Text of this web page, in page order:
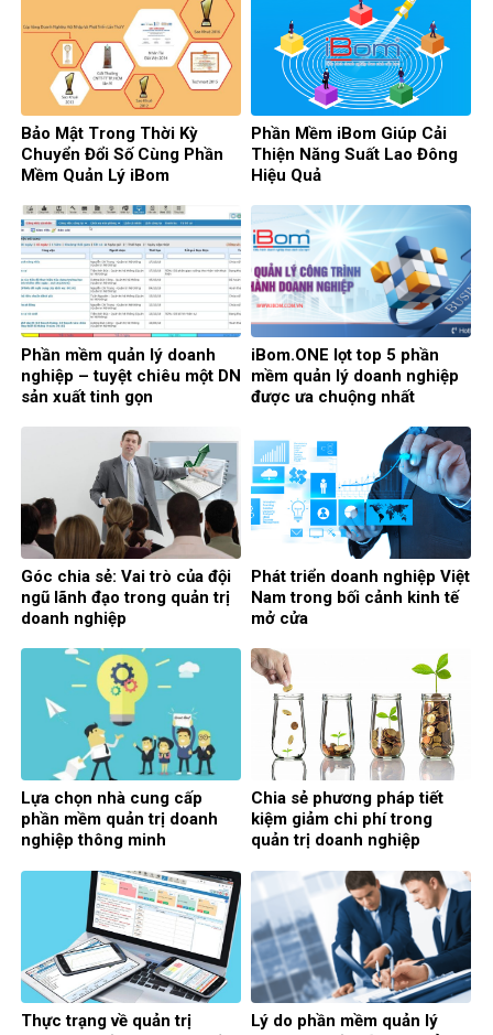
Bảo Mật Trong Thời Kỳ
Chuyển Đổi Số Cùng Phần
Mềm Quản Lý iBom
Phần Mềm iBom Giúp Cải
Thiện Năng Suất Lao Đông
Hiệu Quả
Phần mềm quản lý doanh
nghiệp – tuyệt chiêu một DN
sản xuất tinh gọn
iBom.ONE lọt top 5 phần
mềm quản lý doanh nghiệp
được ưa chuộng nhất
Góc chia sẻ: Vai trò của đội
ngũ lãnh đạo trong quản trị
doanh nghiệp
Phát triển doanh nghiệp Việt
Nam trong bối cảnh kinh tế
mở cửa
Lựa chọn nhà cung cấp
phần mềm quản trị doanh
nghiệp thông minh
Chia sẻ phương pháp tiết
kiệm giảm chi phí trong
quản trị doanh nghiệp
Thực trạng về quản trị
Lý do phần mềm quản lý